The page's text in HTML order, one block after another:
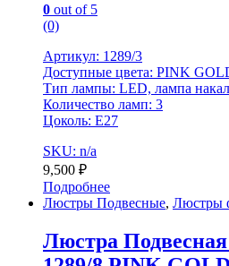
0 out of 5
(0)
Артикул: 1289/3
Доступные цвета: PINK
Тип лампы: LED, лампа
Количество ламп: 3
Цоколь: Е27
SKU: n/a
9,500 ₽
Подробнее
Люстры Подвесные, Люстры
Люстра